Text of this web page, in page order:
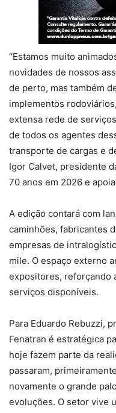
“Estamos muito
novidades de nossos
de perto, mas também
implementos
extensa rede de
de todos os agentes
transporte de cargas e
Igor Calvet, presidente
70 anos em 2026 e
A edição contará com
caminhões, fabricantes
empresas de
mile. O espaço externo
expositores, reforçando
serviços disponíveis.
Para Eduardo Rebuzzi,
Fenatran é estratégica
hoje fazem parte da
passaram,
novamente o grande
evoluções. O setor vive